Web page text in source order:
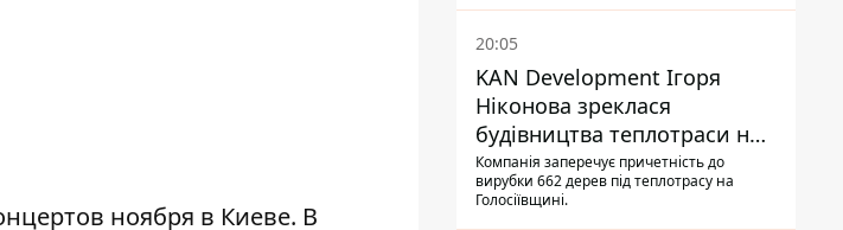
ноября в Киеве. В
20:05
KAN Development Ігоря
Ніконова зреклася
будівництва теплотраси на
Теремках
Компанія заперечує причетність до
вирубки 662 дерев під теплотрасу на
Голосіївщині.